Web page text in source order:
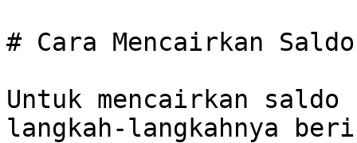
# Cara Mencairkan
Untuk mencairkan
langkah-langkahnya